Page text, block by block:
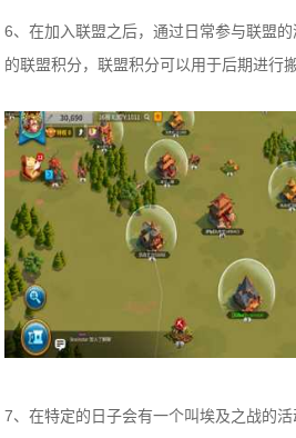
6、在加入联盟之后，通过日常参与联盟
的联盟积分，联盟积分可以用于后期进行
7、在特定的日子会有一个叫埃及之战的